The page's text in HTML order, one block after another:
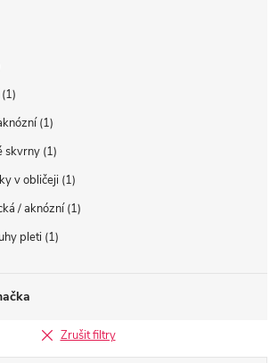
1
1
skvrny 1
v obličeji 1
/ aknózní 1
pleti 1
Zrušit filtry